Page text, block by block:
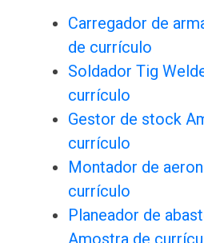
Carregador de
de currículo
Soldador Tig
currículo
Gestor de stock
currículo
Montador de
currículo
Planeador de
Amostra de